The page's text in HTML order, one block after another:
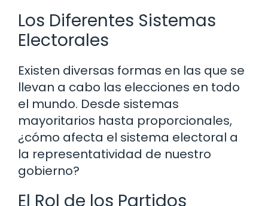
Los Diferentes Sistemas
Electorales
Existen diversas formas en las que se
llevan a cabo las elecciones en todo
el mundo. Desde sistemas
mayoritarios hasta proporcionales,
¿cómo afecta el sistema electoral a
la representatividad de nuestro
gobierno?
El Rol de los Partidos